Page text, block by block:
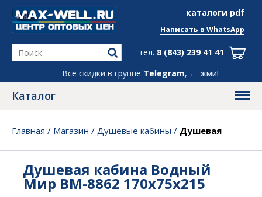
каталоги pdf
info@max-well.ru
Все скидки в группеTelegram, ← жми!
Написать в WhatsApp
тел. 8 (843) 239 41 41
Каталог
Главная / Магазин / Душевые кабины / Душевая
Душевая кабина Водный
Мир ВМ-8862 170x75x215